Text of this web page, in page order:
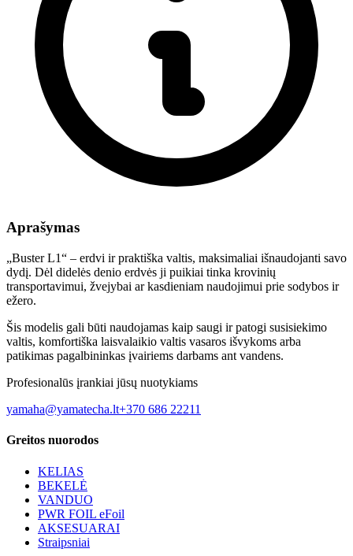
Aprašymas
„Buster L1“ – erdvi ir praktiška valtis, maksimaliai išnaudojanti savo
dydį. Dėl didelės denio erdvės ji puikiai tinka krovinių
transportavimui, žvejybai ar kasdieniam naudojimui prie sodybos ir
ežero.
Šis modelis gali būti naudojamas kaip saugi ir patogi susisiekimo
valtis, komfortiška laisvalaikio valtis vasaros išvykoms arba
patikimas pagalbininkas įvairiems darbams ant vandens.
Profesionalūs įrankiai jūsų nuotykiams
yamaha@yamatecha.lt+370 686 22211
Greitos nuorodos
KELIAS
BEKELĖ
VANDUO
PWR FOIL eFoil
AKSESUARAI
Straipsniai